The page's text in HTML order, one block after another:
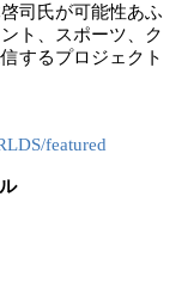
司氏が可能性あふ
ト、スポーツ、ク
するプロジェクト
featured